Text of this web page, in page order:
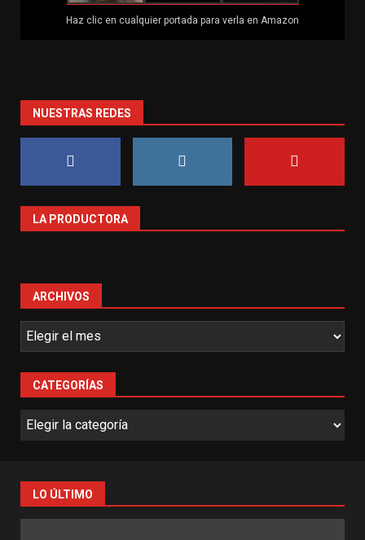
Haz clic en cualquier portada para verla en Amazon
NUESTRAS REDES
LA PRODUCTORA
ARCHIVOS
CATEGORÍAS
LO ÚLTIMO